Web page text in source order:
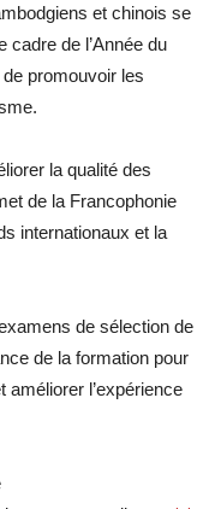
et chinois se
cadre de l’Année du
promouvoir les
la qualité des
de la Francophonie
internationaux et la
de sélection de
de la formation pour
l’expérience